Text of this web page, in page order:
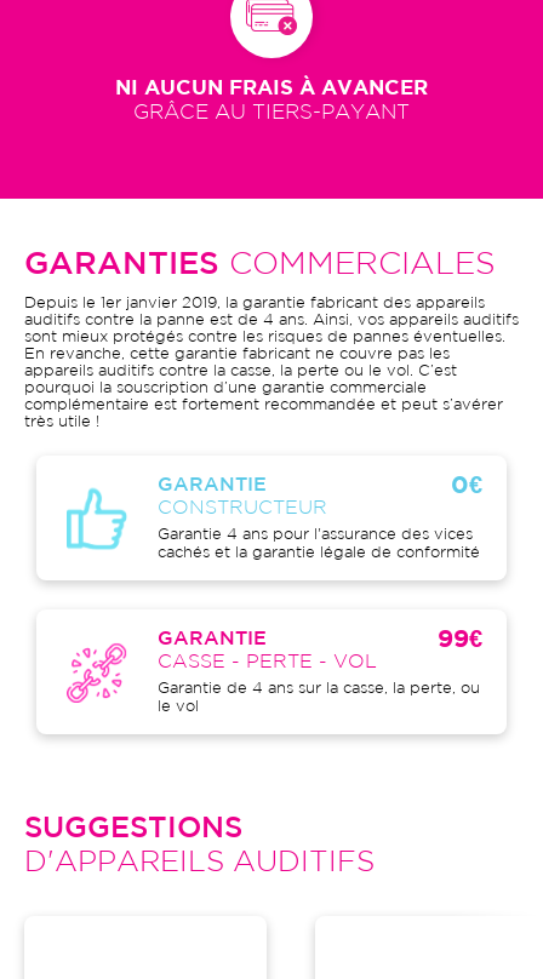
NI AUCUN FRAIS À AVANCER
GRÂCE AU TIERS-PAYANT
GARANTIES COMMERCIALES
Depuis le 1er janvier 2019, la garantie fabricant des appareils
auditifs contre la panne est de 4 ans. Ainsi, vos appareils auditifs
sont mieux protégés contre les risques de pannes éventuelles.
En revanche, cette garantie fabricant ne couvre pas les
appareils auditifs contre la casse, la perte ou le vol. C’est
pourquoi la souscription d’une garantie commerciale
complémentaire est fortement recommandée et peut s’avérer
très utile !
GARANTIE
CONSTRUCTEUR
0€
Garantie 4 ans pour l'assurance des vices
cachés et la garantie légale de conformité
GARANTIE
CASSE - PERTE - VOL
99€
Garantie de 4 ans sur la casse, la perte, ou
le vol
SUGGESTIONS
D'APPAREILS AUDITIFS